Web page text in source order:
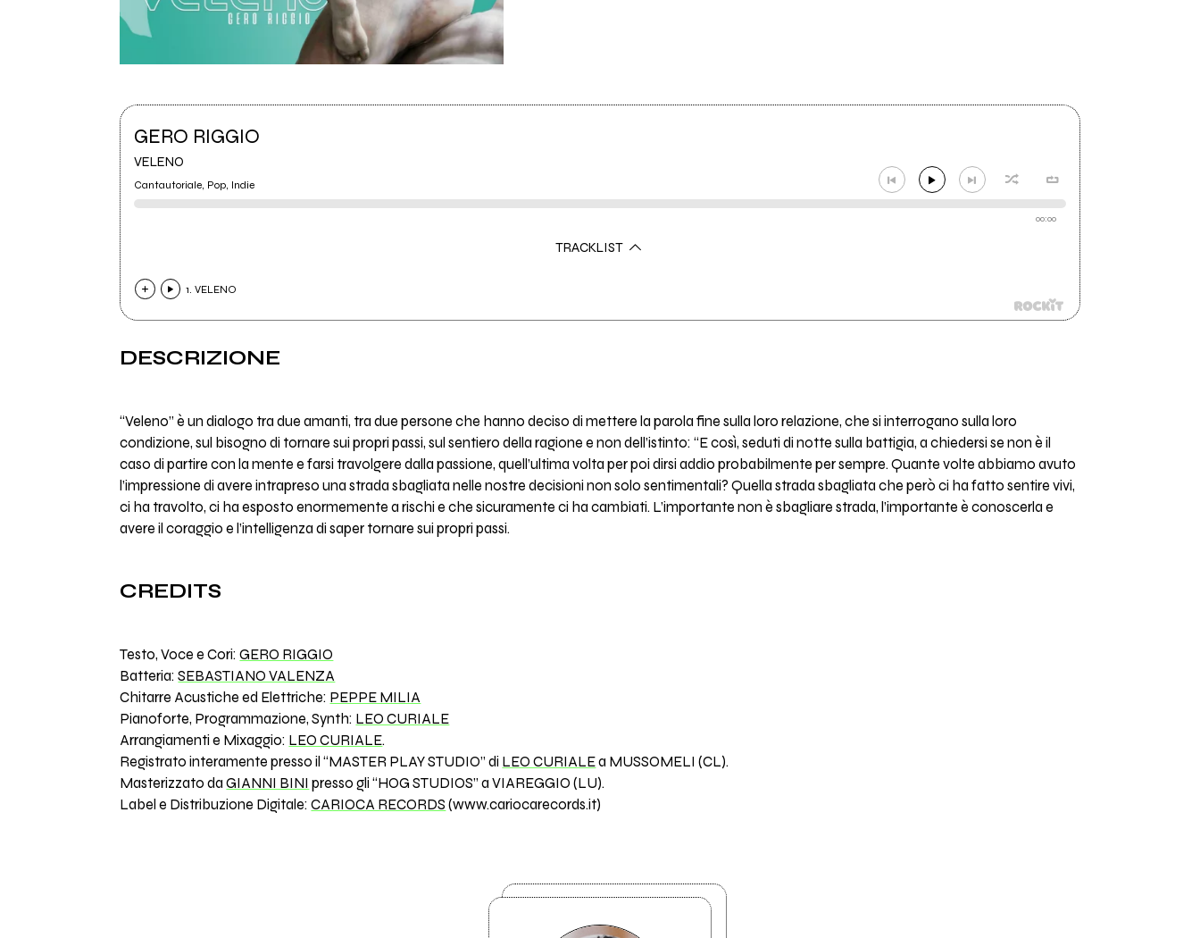
GERO RIGGIO
VELENO
Cantautoriale, Pop, Indie
00:00
TRACKLIST
1. VELENO
DESCRIZIONE
“Veleno” è un dialogo tra due amanti, tra due persone che hanno deciso di mettere la parola fine sulla loro relazione, che si interrogano sulla loro
condizione, sul bisogno di tornare sui propri passi, sul sentiero della ragione e non dell’istinto: “E così, seduti di notte sulla battigia, a chiedersi se non è il
caso di partire con la mente e farsi travolgere dalla passione, quell’ultima volta per poi dirsi addio probabilmente per sempre. Quante volte abbiamo avuto
l’impressione di avere intrapreso una strada sbagliata nelle nostre decisioni non solo sentimentali? Quella strada sbagliata che però ci ha fatto sentire vivi,
ci ha travolto, ci ha esposto enormemente a rischi e che sicuramente ci ha cambiati. L’importante non è sbagliare strada, l’importante è conoscerla e
avere il coraggio e l’intelligenza di saper tornare sui propri passi.
CREDITS
Testo, Voce e Cori:GERO RIGGIO
Batteria:SEBASTIANO VALENZA
Chitarre Acustiche ed Elettriche: PEPPE MILIA
Pianoforte, Programmazione, Synth: LEO CURIALE
Arrangiamenti e Mixaggio: LEO CURIALE.
Registrato interamente presso il “MASTER PLAY STUDIO” di LEO CURIALEa MUSSOMELI (CL).
Masterizzato daGIANNI BINI presso gli “HOG STUDIOS” a VIAREGGIO (LU).
Label e Distribuzione Digitale:CARIOCA RECORDS (www.cariocarecords.it)